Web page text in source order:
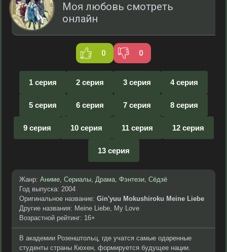
Моя любовь смотреть
онлайн
0 0
1 серия 2 серия 3 серия 4 серия
5 серия 6 серия 7 серия 8 серия
9 серия 10 серия 11 серия 12 серия
13 серия
Жанр: Аниме, Сериалы, Драма, Фэнтези, Сёдзё
Год выпуска: 2004
Оригинальное название: Gin'yuu Mokushiroku Meine Liebe
Другие названия: Meine Liebe, My Love
Возрастной рейтинг: 16+
В академии Розенштольц, где учатся самые одаренные
студенты страны Кюхен, формируется будущее нации.